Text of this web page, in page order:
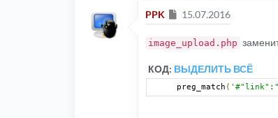
PPK Сообщение
15.07.2016
image_upload.php
КОД: ВЫДЕЛИТЬ ВСЁ
preg_match (